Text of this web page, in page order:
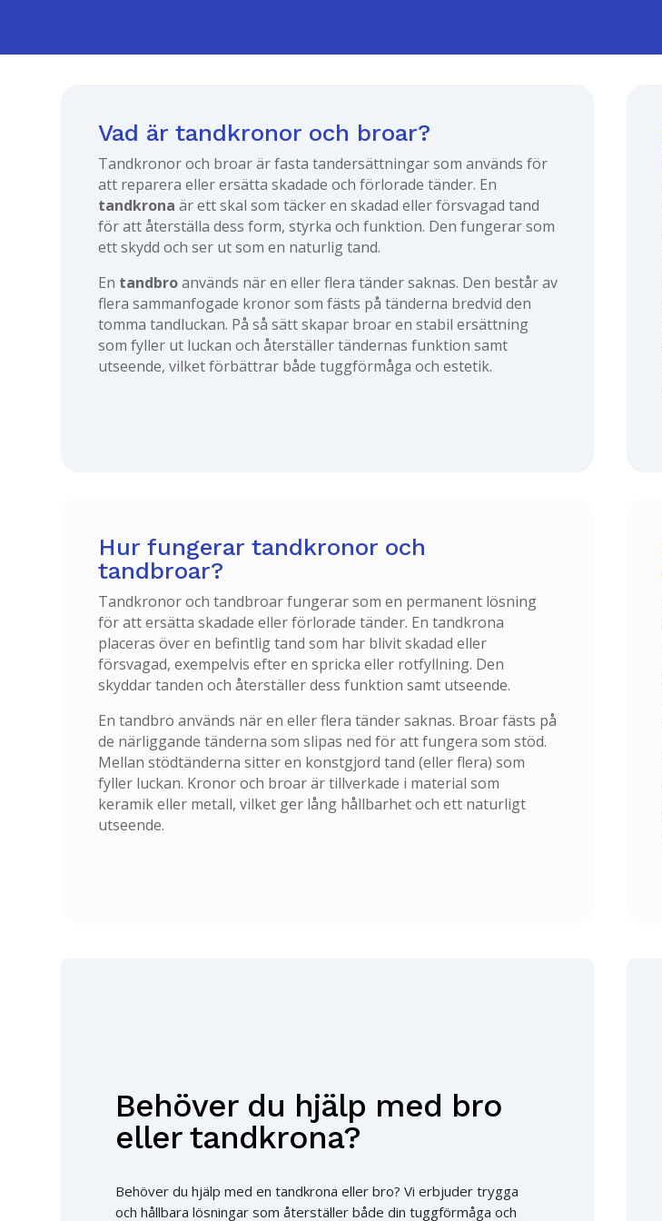
Vad är tandkronor och broar?
Tandkronor och broar är fasta tandersättningar som används för
att reparera eller ersätta skadade och förlorade tänder. En
tandkrona är ett skal som täcker en skadad eller försvagad tand
för att återställa dess form, styrka och funktion. Den fungerar som
ett skydd och ser ut som en naturlig tand.
En tandbroanvänds när en eller flera tänder saknas. Den består av
flera sammanfogade kronor som fästs på tänderna bredvid den
tomma tandluckan. På så sätt skapar broar en stabil ersättning
som fyller ut luckan och återställer tändernas funktion samt
utseende, vilket förbättrar både tuggförmåga och estetik.
Hur fungerar tandkronor och
tandbroar?
Tandkronor och tandbroar fungerar som en permanent lösning
för att ersätta skadade eller förlorade tänder. En tandkrona
placeras över en befintlig tand som har blivit skadad eller
försvagad, exempelvis efter en spricka eller rotfyllning. Den
skyddar tanden och återställer dess funktion samt utseende.
En tandbro används när en eller flera tänder saknas. Broar fästs på
de närliggande tänderna som slipas ned för att fungera som stöd.
Mellan stödtänderna sitter en konstgjord tand (eller flera) som
fyller luckan. Kronor och broar är tillverkade i material som
keramik eller metall, vilket ger lång hållbarhet och ett naturligt
utseende.
Behöver du hjälp med bro
eller tandkrona?
Behöver du hjälp med en tandkrona eller bro? Vi erbjuder trygga
och hållbara lösningar som återställer både din tuggförmåga och